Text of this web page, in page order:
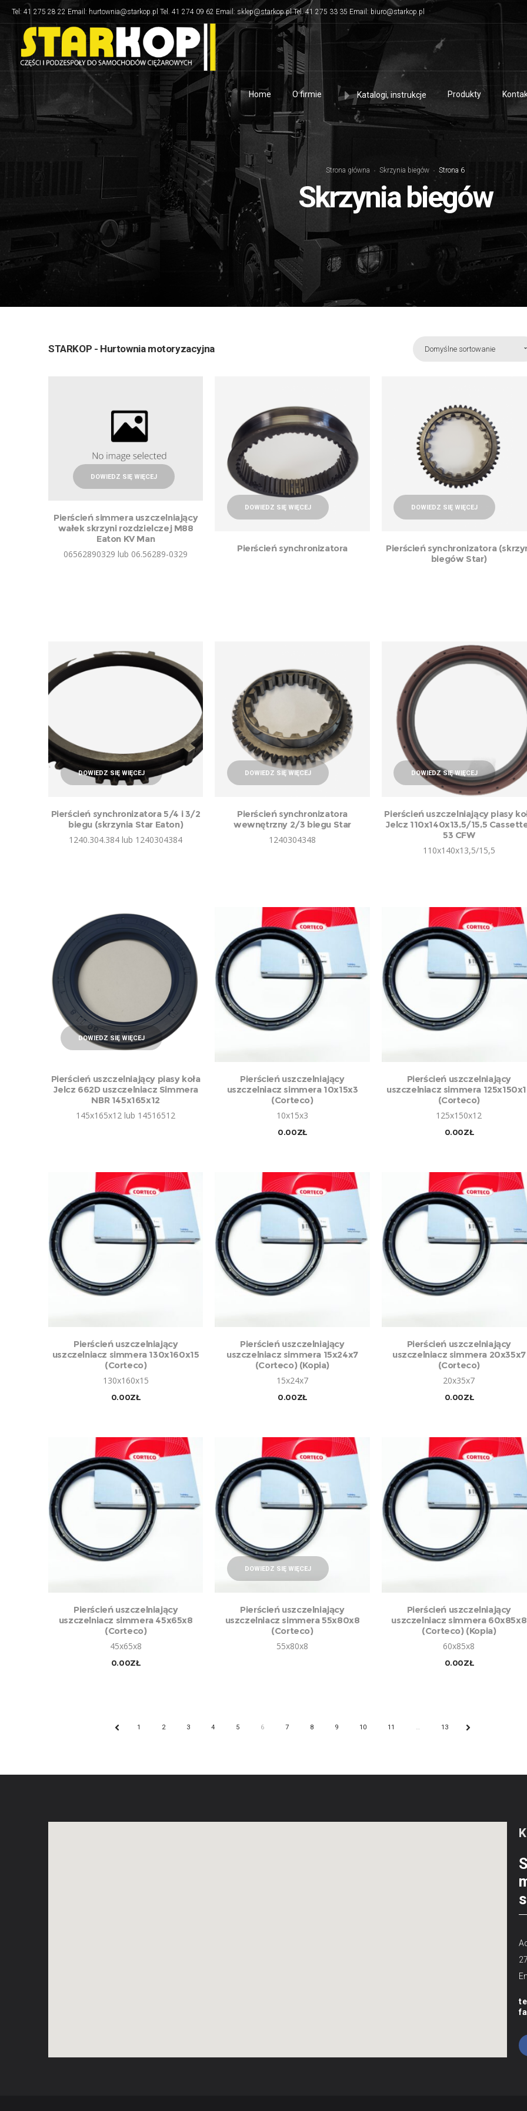
Tel: 41 275 28 22 Email: hurtownia@starkop.pl Tel. 41 274 09 62 Email: sklep@starkop.pl Tel. 41 275 33 35 Email: biuro@starkop.pl
Home O firmie Katalogi, instrukcje Produkty
Strona główna Skrzynia biegów Strona 6
Skrzynia biegów
STARKOP - Hurtownia motoryzacyjna Domyślne sortowanie
DOWIEDZ SIĘ WIĘCEJ
Pierścień simmera uszczelniający
wałek skrzyni rozdzielczej M88
Eaton KV Man
06562890329 lub 06.56289-0329
DOWIEDZ SIĘ WIĘCEJ
Pierścień synchronizatora
DOWIEDZ SIĘ WIĘCEJ
Pierścień synchronizatora
biegów Star)
DOWIEDZ SIĘ WIĘCEJ
Pierścień synchronizatora 5/4 i 3/2
biegu (skrzynia Star Eaton)
1240.304.384 lub 1240304384
DOWIEDZ SIĘ WIĘCEJ
Pierścień synchronizatora
wewnętrzny 2/3 biegu Star
1240304348
DOWIEDZ SIĘ WIĘCEJ
Pierścień uszczelniający piasy
Jelcz 110x140x13,5/15,5
53 CFW
110x140x13,5/15,5
DOWIEDZ SIĘ WIĘCEJ
Pierścień uszczelniający piasy koła
Jelcz 662D uszczelniacz Simmera
NBR 145x165x12
145x165x12 lub 14516512
DODAJ DO KOSZYKA
Pierścień uszczelniający
uszczelniacz simmera 10x15x3
(Corteco)
10x15x3
0.00ZŁ
DODAJ DO KOSZYKA
Pierścień uszczelniający
uszczelniacz simmera
(Corteco)
125x150x12
0.00ZŁ
DODAJ DO KOSZYKA
Pierścień uszczelniający
uszczelniacz simmera 130x160x15
(Corteco)
130x160x15
0.00ZŁ
DODAJ DO KOSZYKA
Pierścień uszczelniający
uszczelniacz simmera 15x24x7
(Corteco) (Kopia)
15x24x7
0.00ZŁ
DODAJ DO KOSZYKA
Pierścień uszczelniający
uszczelniacz simmera 20x35x7
(Corteco)
20x35x7
0.00ZŁ
DODAJ DO KOSZYKA
Pierścień uszczelniający
uszczelniacz simmera 45x65x8
(Corteco)
45x65x8
0.00ZŁ
DOWIEDZ SIĘ WIĘCEJ
Pierścień uszczelniający
uszczelniacz simmera 55x80x8
(Corteco)
55x80x8
DODAJ DO KOSZYKA
Pierścień uszczelniający
uszczelniacz simmera 60x85x8
(Corteco) (Kopia)
60x85x8
0.00ZŁ
1 2 3 4 5 6 7 8 9 10 11 13 NEXT